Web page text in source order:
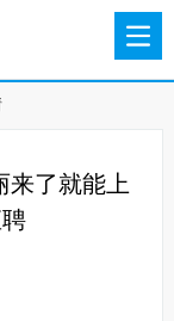
来了就能上